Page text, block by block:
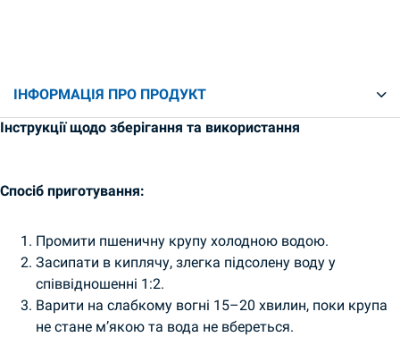
ІНФОРМАЦІЯ ПРО ПРОДУКТ
Інструкції щодо зберігання та використання
Спосіб приготування:
Промити пшеничну крупу холодною водою.
Засипати в киплячу, злегка підсолену воду у
співвідношенні 1:2.
Варити на слабкому вогні 15–20 хвилин, поки крупа
не стане м’якою та вода не вбереться.